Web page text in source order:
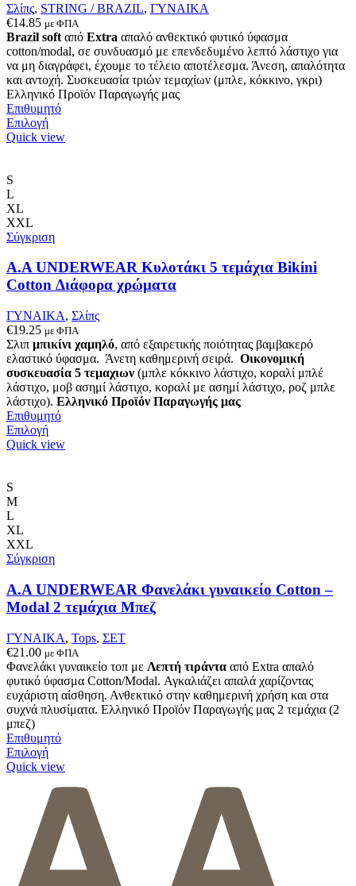
Σλίπς, STRING / BRAZIL, ΓΥΝΑΙΚΑ
€14.85 με ΦΠΑ
Brazil soft από Extra απαλό ανθεκτικό φυτικό ύφασμα
cotton/modal, σε συνδυασμό με επενδεδυμένο λεπτό λάστιχο για
να μη διαγράφει, έχουμε το τέλειο αποτέλεσμα. Άνεση, απαλότητα
και αντοχή. Συσκευασία τριών τεμαχίων (μπλε, κόκκινο, γκρι)
Ελληνικό Προϊόν Παραγωγής μας
Επιθυμητό
ΕπιλογήΑυτό
το
μπορούν
επιλεγούν
στη
σελίδα
προϊόντος
Quick view
S
L
XL
XXL
Σύγκριση
A.A UNDERWEAR Κυλοτάκι 5 τεμάχια Bikini
Cotton Διάφορα χρώματα
ΓΥΝΑΙΚΑ, Σλίπς
€19.25 με ΦΠΑ
Σλιπ μπικίνι χαμηλό, από εξαιρετικής ποιότητας βαμβακερό
ελαστικό ύφασμα. Άνετη καθημερινή σειρά. Οικονομική
συσκευασία 5 τεμαχιων (μπλε κόκκινο λάστιχο, κοραλί μπλέ
λάστιχο, μοβ ασημί λάστιχο, κοραλί με ασημί λάστιχο, ροζ μπλε
λάστιχο). Ελληνικό Προϊόν Παραγωγής μας
Επιθυμητό
ΕπιλογήΑυτό
το
να
στη
σελίδα
του
Quick view
S
M
L
XL
XXL
Σύγκριση
Α.A UNDERWEAR Φανελάκι γυναικείο Cotton –
Modal 2 τεμάχια Μπεζ
ΓΥΝΑΙΚΑ, Tops, ΣΕΤ
€21.00 με ΦΠΑ
Φανελάκι γυναικείο τοπ με Λεπτή τιράντα από Extra απαλό
φυτικό ύφασμα Cotton/Modal. Αγκαλιάζει απαλά χαρίζοντας
ευχάριστη αίσθηση. Ανθεκτικό στην καθημερινή χρήση και στα
συχνά πλυσίματα. Ελληνικό Προϊόν Παραγωγής μας 2 τεμάχια (2
μπεζ)
Επιθυμητό
ΕπιλογήΑυτό
το
έχει
πολλαπλές
παραλλαγές.
Οι
επιλογές
μπορούν
Quick view